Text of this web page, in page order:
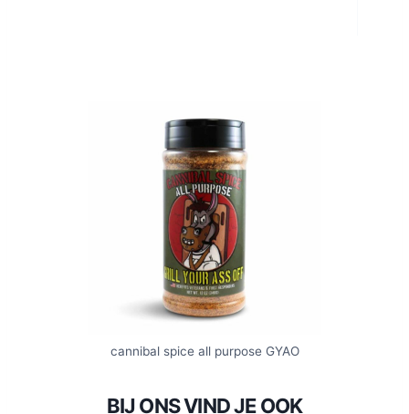
cannibal spice all purpose GYAO
BIJ ONS VIND JE OOK